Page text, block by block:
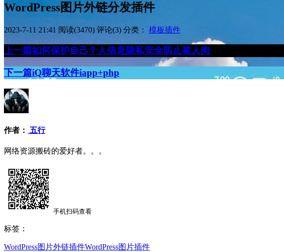
WordPress图片外链分发插件
2023-7-11 21:41 阅读(3470) 评论(3) 分类： 模板插件
上一篇如何保护自己个人信息隐私安全防止被人肉
下一篇iQ聊天软件iapp+php
作者： 五行
网络资源搬砖的爱好者。。。
手机扫码查看
标签：
WordPress图片外链插件WordPress图片插件